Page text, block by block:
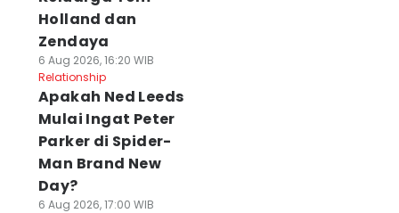
Holland dan
Zendaya
6 Aug 2026, 16:20 WIB
Relationship
Apakah Ned Leeds
Mulai Ingat Peter
Parker di Spider-
Man Brand New
Day?
6 Aug 2026, 17:00 WIB